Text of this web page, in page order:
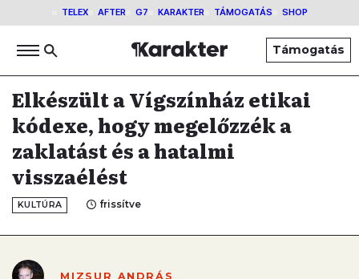
TELEX AFTER G7 KARAKTER TÁMOGATÁS SHOP
Támogatás
Elkészült a Vígszínház etikai
kódexe, hogy megelőzzék a
zaklatást és a hatalmi
visszaélést
KULTÚRA frissítve
MIZSUR ANDRÁS